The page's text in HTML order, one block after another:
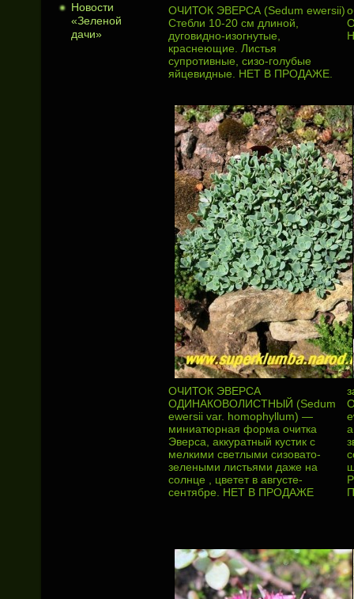
Новости
«Зеленой
дачи»
ОЧИТОК ЭВЕРСА (Sedum ewersii)
Стебли 10-20 см длиной,
дуговидно-изогнутые,
краснеющие. Листья
супротивные, сизо-голубые
яйцевидные. НЕТ В ПРОДАЖЕ.
ОЧИТОК ЭВЕРСА
ОДИНАКОВОЛИСТНЫЙ (Sedum
ewersii var. homophyllum) —
миниатюрная форма очитка
Эверса, аккуратный кустик с
мелкими светлыми сизовато-
зелеными листьями даже на
солнце , цветет в августе-
сентябре. НЕТ В ПРОДАЖЕ